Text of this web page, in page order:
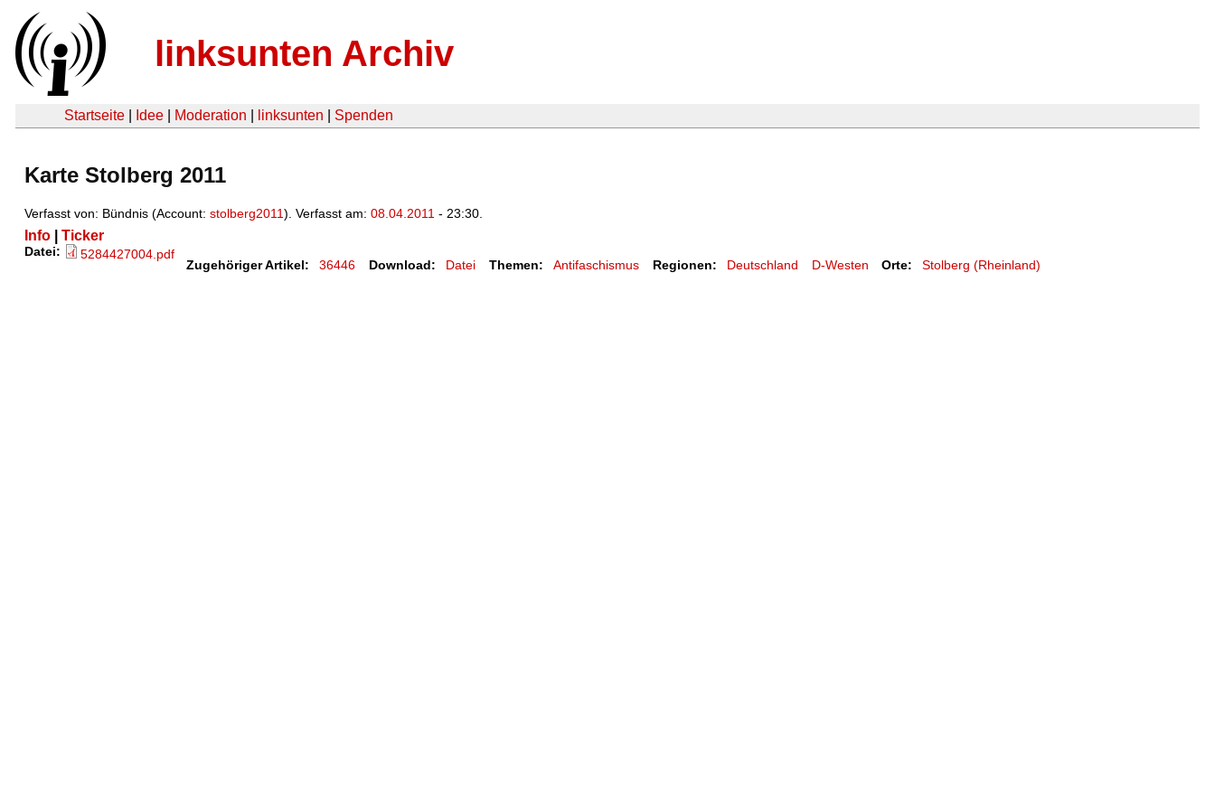
linksunten Archiv
Startseite Idee Moderation linksunten Spenden
Karte Stolberg 2011
Verfasst von: Bündnis (Account: stolberg2011). Verfasst am: 08.04.2011 - 23:30.
Info Ticker
Datei: 5284427004.pdf
Zugehöriger Artikel: 36446 Download: Datei Themen: Antifaschismus Regionen: Deutschland D-Westen Orte: Stolberg (Rheinland)